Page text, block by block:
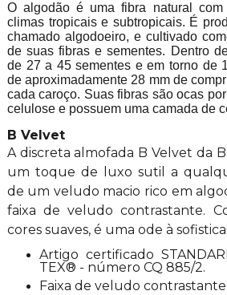
O algodão é uma fibra natural com
climas tropicais e subtropicais. É
chamado algodoeiro, e cultivado
de suas fibras e sementes. Dentro
de 27 a 45 sementes e em torno de
de aproximadamente 28 mm de
cada caroço. Suas fibras são ocas
celulose e possuem uma camada de
B Velvet
A discreta almofada B Velvet da
um toque de luxo sutil a
de um veludo macio rico em
faixa de veludo contrastante.
cores suaves, é uma ode à
Artigo certificado
TEX® - número CQ 885/2.
Faixa de veludo contrastante